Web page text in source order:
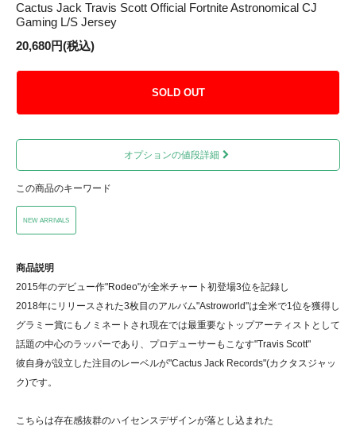
Cactus Jack Travis Scott Official Fortnite Astronomical CJ
Gaming L/S Jersey
20,680円(税込)
SOLD OUT
オプションの値段詳細
この商品のキーワード
NEW ARRIVALS
商品説明
2015年のデビュー作"Rodeo"が全米チャート初登場3位を記録し
2018年にリリースされた3枚目のアルバム"Astroworld"は全米で1位を獲得し
グラミー賞にもノミネートされ現在では最重要なトップアーティストとして
話題の中心のラッパーであり、プロデューサーもこなす"Travis Scott"
彼自身が設立した注目のレーベルが"Cactus Jack Records"(カクタスジャッ
ク)です。
こちらは存在感抜群のハイセンスデザインが落とし込まれた